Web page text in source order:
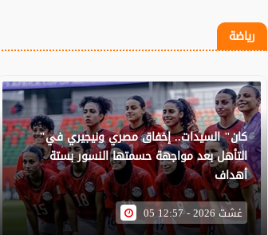
رياضة
"كان" السيدات.. إخفاق مصري ونيجيري في
التأهل بعد مواجهة حسمتها النسور بستة
أهداف
05 غشت 2026 - 12:57